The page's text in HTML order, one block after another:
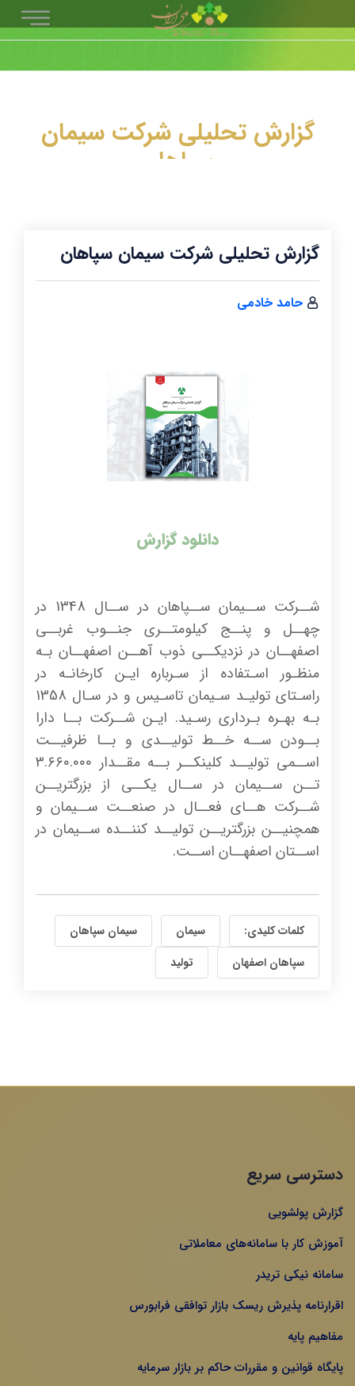
گزارش تحلیلی شرکت سیمان
سپاهان
گزارش تحلیلی شرکت سیمان سپاهان
حامد خادمی
دانلود گزارش
شــرکت ســیمان ســپاهان در ســال 1348 در
چهــل و پنــج کیلومتــری جنــوب غربــی
اصفهــان در نزدیکــی ذوب آهــن اصفهــان بـه
منظـور اسـتفاده از سـرباره ایـن کارخانـه در
راسـتای تولیـد سـیمان تاسـیس و در سـال 1358
بـه بهـره بـرداري رسـيد. ایـن شــرکت بــا دارا
بــودن ســه خــط تولیــدی و بــا ظرفیــت
اســمی تولیــد کلینکــر بــه مقــدار ۳.۶۶۰.۰۰۰
تــن ســیمان در ســال یکــی از بزرگتریــن
شــرکت هــای فعــال در صنعــت ســیمان و
همچنیــن بزرگتریــن تولیــد کننــده ســیمان در
اســتان اصفهــان اســت.
کلمات کلیدی: سیمان
سیمان سپاهان
سپاهان اصفهان
تولید
دسترسی سریع
گزارش پولشویی
آموزش کار با سامانه‌های معاملاتی
سامانه نیکی تریدر
اقرارنامه پذیرش ریسک بازار توافقی فرابورس
مفاهیم پایه
پایگاه قوانین و مقررات حاکم بر بازار سرمایه